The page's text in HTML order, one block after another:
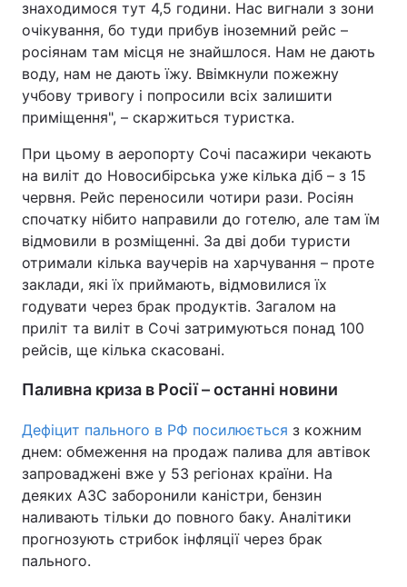
знаходимося тут 4,5 години. Нас вигнали з зони
очікування, бо туди прибув іноземний рейс –
росіянам там місця не знайшлося. Нам не дають
воду, нам не дають їжу. Ввімкнули пожежну
учбову тривогу і попросили всіх залишити
приміщення", – скаржиться туристка.
При цьому в аеропорту Сочі пасажири чекають
на виліт до Новосибірська уже кілька діб – з 15
червня. Рейс переносили чотири рази. Росіян
спочатку нібито направили до готелю, але там їм
відмовили в розміщенні. За дві доби туристи
отримали кілька ваучерів на харчування – проте
заклади, які їх приймають, відмовилися їх
годувати через брак продуктів. Загалом на
приліт та виліт в Сочі затримуються понад 100
рейсів, ще кілька скасовані.
Паливна криза в Росії – останні новини
Дефіцит пального в РФ посилюється з кожним
днем: обмеження на продаж палива для автівок
запроваджені вже у 53 регіонах країни. На
деяких АЗС заборонили каністри, бензин
наливають тільки до повного баку. Аналітики
прогнозують стрибок інфляції через брак
пального.